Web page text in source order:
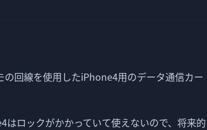
回線を使用したiPhone4用のデータ通信カー
ロックがかかっていて使えないので、将来的